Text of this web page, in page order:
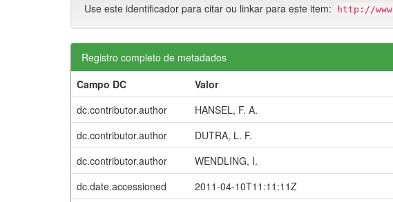
Use este identificador para citar ou linkar para este item: http://
Registro completo de metadados
Campo DC
Valor
dc.contributor.author
HANSEL, F. A.
dc.contributor.author
DUTRA, L. F.
dc.contributor.author
WENDLING, I.
dc.date.accessioned
2011-04-10T11:11:11Z